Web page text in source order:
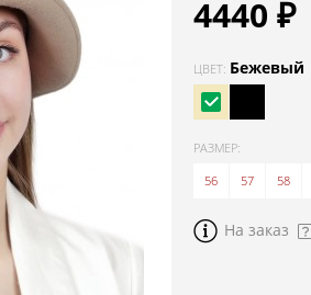
4440 ₽
ЦВЕТ: Бежевый
РАЗМЕР:
56
57 58
На заказ